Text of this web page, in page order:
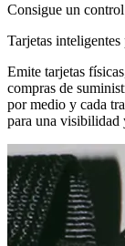
Consigue un
Tarjetas
Emite tarjetas
compras de
por medio y cada
para una visibilidad